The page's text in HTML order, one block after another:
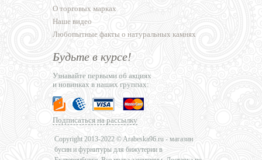
О торговых марках
Наше видео
Любопытные факты о натуральных камнях
Будьте в курсе!
Узнавайте первыми об акциях
и новинках в наших группах:
Подписаться на рассылку
Copyright 2013-2022 © Arabeska96.ru - магазин
бусин и фурнитуры для бижутерии в